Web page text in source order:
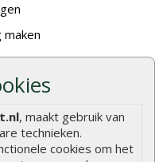
, maakt gebruik van
technieken.
cookies om het